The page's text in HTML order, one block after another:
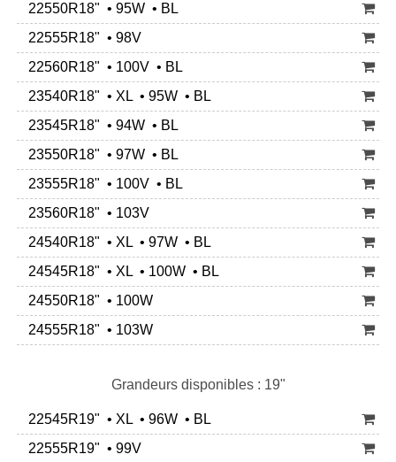
22550R18" • 95W • BL
22555R18" • 98V
22560R18" • 100V • BL
23540R18" • XL • 95W • BL
23545R18" • 94W • BL
23550R18" • 97W • BL
23555R18" • 100V • BL
23560R18" • 103V
24540R18" • XL • 97W • BL
24545R18" • XL • 100W • BL
24550R18" • 100W
24555R18" • 103W
Grandeurs disponibles : 19"
22545R19" • XL • 96W • BL
22555R19" • 99V